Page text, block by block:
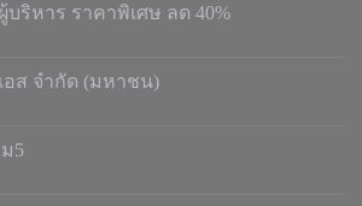
บริหาร ราคาพิเศษ ลด 40%
อส จำกัด (มหาชน)
5